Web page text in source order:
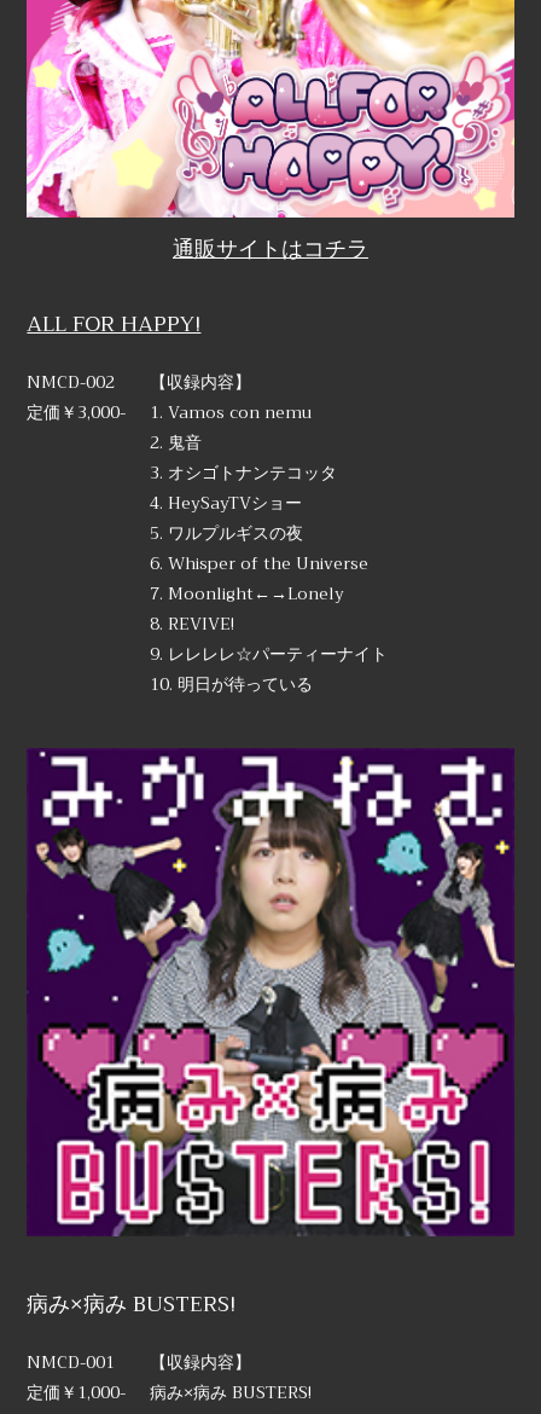
通販サイトはコチラ
ALL FOR HAPPY!
NMCD-002
定価￥3,000-
【収録内容】
1. Vamos con nemu
2. 鬼音
3. オシゴトナンテコッタ
4. HeySayTVショー
5. ワルプルギスの夜
6. Whisper of the Universe
7. Moonlight←→Lonely
8. REVIVE!
9. レレレレ☆パーティーナイト
10. 明日が待っている
病み×病み BUSTERS!
NMCD-001
定価￥1,000-
【収録内容】
病み×病み BUSTERS!